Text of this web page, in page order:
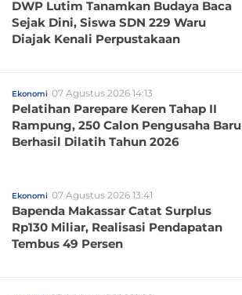
DWP Lutim Tanamkan Budaya Baca
Sejak Dini, Siswa SDN 229 Waru
Diajak Kenali Perpustakaan
Ekonomi 07 Agustus 2026 14:13
Pelatihan Parepare Keren Tahap II
Rampung, 250 Calon Pengusaha Baru
Berhasil Dilatih Tahun 2026
Ekonomi 07 Agustus 2026 13:41
Bapenda Makassar Catat Surplus
Rp130 Miliar, Realisasi Pendapatan
Tembus 49 Persen